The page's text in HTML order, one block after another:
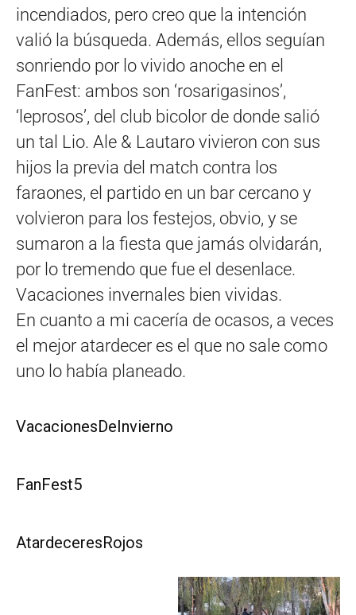
incendiados, pero creo que la intención
valió la búsqueda. Además, ellos seguían
sonriendo por lo vivido anoche en el
FanFest: ambos son ‘rosarigasinos’,
‘leprosos’, del club bicolor de donde salió
un tal Lio. Ale & Lautaro vivieron con sus
hijos la previa del match contra los
faraones, el partido en un bar cercano y
volvieron para los festejos, obvio, y se
sumaron a la fiesta que jamás olvidarán,
por lo tremendo que fue el desenlace.
Vacaciones invernales bien vividas.
En cuanto a mi cacería de ocasos, a veces
el mejor atardecer es el que no sale como
uno lo había planeado.
VacacionesDeInvierno
FanFest5
AtardeceresRojos